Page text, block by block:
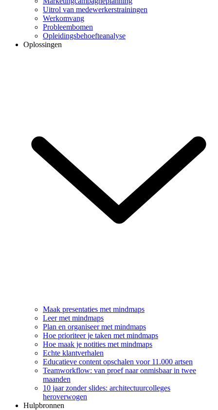
Uitrol van medewerkerstrainingen
Werkomvang
Probleembomen
Opleidingsbehoefteanalyse
Oplossingen
Maak presentaties met mindmaps
Leer met mindmaps
Plan en organiseer met mindmaps
Hoe prioriteer je taken met mindmaps
Hoe maak je notities met mindmaps
Echte klantverhalen
Educatieve content opschalen voor 11.000 artsen
Teamworkflow: van proef naar onmisbaar in twee
maanden
10 jaar zonder slides: architectuurcolleges
heroverwogen
Hulpbronnen